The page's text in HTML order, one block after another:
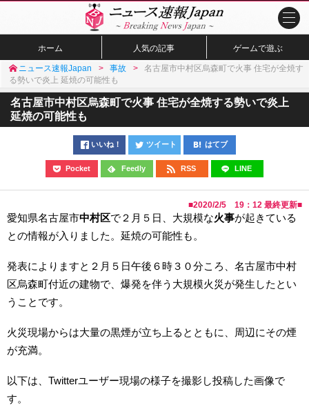
ホーム 人気の記事 ゲームで遊ぶ
ニュース速報Japan 事故
名古屋市中村区烏森町で火事 住宅が全焼す
る勢いで炎上 延焼の可能性も
名古屋市中村区烏森町で火事 住宅が全焼する勢いで炎上
延焼の可能性も
いいね！ ツイート はてブ
Pocket Feedly RSS LINE
■2020/2/5 19：12 最終更新■
愛知県名古屋市中村区で２月５日、大規模な火事が起きている
との情報が入りました。延焼の可能性も。
発表によりますと２月５日午後６時３０分ころ、名古屋市中村
区烏森町付近の建物で、爆発を伴う大規模火災が発生したとい
うことです。
火災現場からは大量の黒煙が立ち上るとともに、周辺にその煙
が充満。
以下は、Twitterユーザー現場の様子を撮影し投稿した画像で
す。